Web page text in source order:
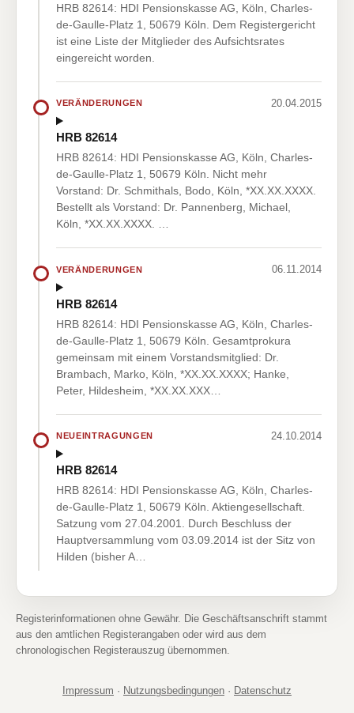
HRB 82614: HDI Pensionskasse AG, Köln, Charles-
de-Gaulle-Platz 1, 50679 Köln. Dem Registergericht
ist eine Liste der Mitglieder des Aufsichtsrates
eingereicht worden.
VERÄNDERUNGEN 20.04.2015
HRB 82614
HRB 82614: HDI Pensionskasse AG, Köln, Charles-
de-Gaulle-Platz 1, 50679 Köln. Nicht mehr
Vorstand: Dr. Schmithals, Bodo, Köln, *XX.XX.XXXX.
Bestellt als Vorstand: Dr. Pannenberg, Michael,
Köln, *XX.XX.XXXX. …
VERÄNDERUNGEN 06.11.2014
HRB 82614
HRB 82614: HDI Pensionskasse AG, Köln, Charles-
de-Gaulle-Platz 1, 50679 Köln. Gesamtprokura
gemeinsam mit einem Vorstandsmitglied: Dr.
Brambach, Marko, Köln, *XX.XX.XXXX; Hanke,
Peter, Hildesheim, *XX.XX.XXX…
NEUEINTRAGUNGEN 24.10.2014
HRB 82614
HRB 82614: HDI Pensionskasse AG, Köln, Charles-
de-Gaulle-Platz 1, 50679 Köln. Aktiengesellschaft.
Satzung vom 27.04.2001. Durch Beschluss der
Hauptversammlung vom 03.09.2014 ist der Sitz von
Hilden (bisher A…
Registerinformationen ohne Gewähr. Die Geschäftsanschrift stammt
aus den amtlichen Registerangaben oder wird aus dem
chronologischen Registerauszug übernommen.
Impressum · Nutzungsbedingungen · Datenschutz